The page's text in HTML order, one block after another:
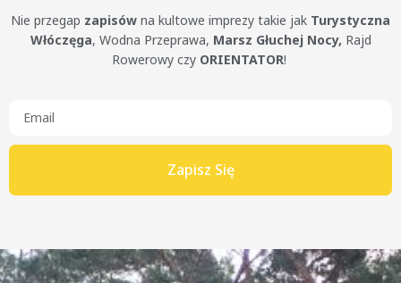
Nie przegap zapisów na kultowe imprezy takie jak Turystyczna
Włóczęga, Wodna Przeprawa, Marsz Głuchej Nocy, Rajd
Rowerowy czy ORIENTATOR!
Zapisz Się